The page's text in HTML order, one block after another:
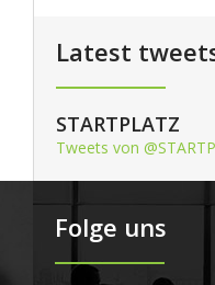
Latest
STARTPLATZ
Tweets von
Folge uns